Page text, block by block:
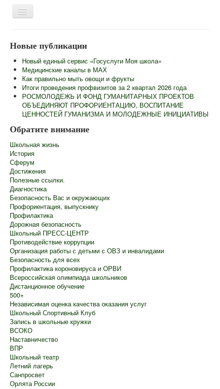
Сведения об образовательной организации
Информационная безопасность
Новости
Контакты
Центр "Точка Роста"
Педагогам
Ученикам
Родителям
ГИА
Роспотребнадзор информирует
Школьный лагерь
Новые публикации
Новый единый сервис «Госуслуги Моя школа»
Медицинские каналы в МАХ
Как правильно мыть овощи и фрукты
Итоги проведения профвизитов за 2 квартал 2026 года
РОСМОЛОДЕЖЬ И ФОНД ГУМАНИТАРНЫХ ПРОЕКТОВ
ОБЪЕДИНЯЮТ ПРОФОРИЕНТАЦИЮ, ВОСПИТАНИЕ
ЦЕННОСТЕЙ ГУМАНИЗМА И МОЛОДЕЖНЫЕ ИНИЦИАТИВЫ
Обратите внимание
Школьная жизнь
История
Сферум
Достижения
Полезные ссылки.
Диагностика
Безопасность Вас и окружающих
Профориентация, выпускнику
Профилактика
Дорожная безопасность
Школьный ПРЕСС-ЦЕНТР
Противодействие коррупции
Организация работы с детьми с ОВЗ и инвалидами
Безопасность для всех
Профилактика короновируса и ОРВИ
Всероссийская олимпиада школьников
Дистанционное обучение
500+
Независимая оценка качества оказания услуг
Школьный Спортивный Клуб
Запись в школьные кружки
ВСОКО
Наставничество
ВПР
Школьный театр
Летний лагерь
Санпросвет
Орлята России